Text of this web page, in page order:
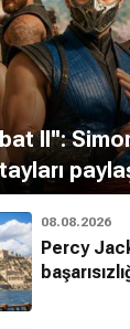
II'':
08.08.2026
Percy